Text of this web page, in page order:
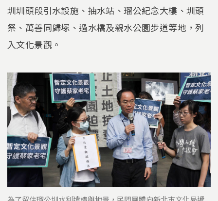
圳圳頭段引水設施、抽水站、瑠公紀念大樓、圳頭
祭、萬善同歸塚、過水橋及親水公園步道等地，列
入文化景觀。